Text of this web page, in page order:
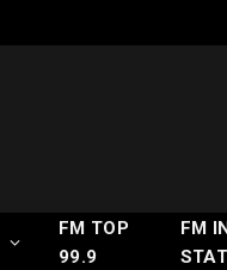
FM TOP
99.9
FM